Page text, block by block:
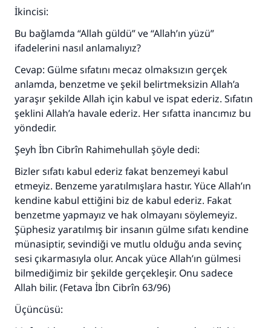
İkincisi:
Bu bağlamda “Allah güldü” ve “Allah’ın yüzü”
ifadelerini nasıl anlamalıyız?
Cevap: Gülme sıfatını mecaz olmaksızın gerçek
anlamda, benzetme ve şekil belirtmeksizin Allah’a
yaraşır şekilde Allah için kabul ve ispat ederiz. Sıfatın
şeklini Allah’a havale ederiz. Her sıfatta inancımız bu
yöndedir.
Şeyh İbn Cibrîn Rahimehullah şöyle dedi:
Bizler sıfatı kabul ederiz fakat benzemeyi kabul
etmeyiz. Benzeme yaratılmışlara hastır. Yüce Allah’ın
kendine kabul ettiğini biz de kabul ederiz. Fakat
benzetme yapmayız ve hak olmayanı söylemeyiz.
Şüphesiz yaratılmış bir insanın gülme sıfatı kendine
münasiptir, sevindiği ve mutlu olduğu anda sevinç
sesi çıkarmasıyla olur. Ancak yüce Allah’ın gülmesi
bilmediğimiz bir şekilde gerçekleşir. Onu sadece
Allah bilir. (Fetava İbn Cibrîn 63/96)
Üçüncüsü: